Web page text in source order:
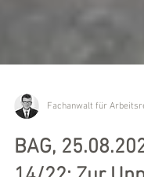
Fachanwalt für